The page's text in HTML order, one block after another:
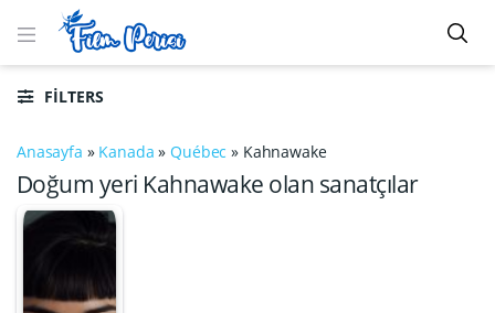
FILTERS
Anasayfa » Kanada »Québec » Kahnawake
Doğum yeri Kahnawake olan sanatçılar